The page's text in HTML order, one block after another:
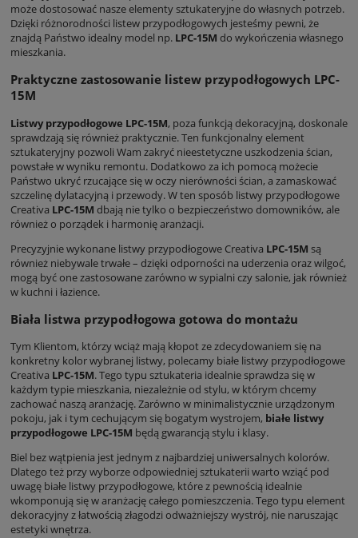
może dostosować nasze elementy sztukateryjne do własnych potrzeb.
Dzięki różnorodności listew przypodłogowych jesteśmy pewni, że
znajdą Państwo idealny model np. LPC-15M do wykończenia własnego
mieszkania.
Praktyczne zastosowanie listew przypodłogowych LPC-
15M
Listwy przypodłogowe LPC-15M, poza funkcją dekoracyjną, doskonale
sprawdzają się również praktycznie. Ten funkcjonalny element
sztukateryjny pozwoli Wam zakryć nieestetyczne uszkodzenia ścian,
powstałe w wyniku remontu. Dodatkowo za ich pomocą możecie
Państwo ukryć rzucające się w oczy nierówności ścian, a zamaskować
szczelinę dylatacyjną i przewody. W ten sposób listwy przypodłogowe
Creativa LPC-15M dbają nie tylko o bezpieczeństwo domowników, ale
również o porządek i harmonię aranżacji.
Precyzyjnie wykonane listwy przypodłogowe Creativa LPC-15M są
również niebywale trwałe – dzięki odporności na uderzenia oraz wilgoć,
mogą być one zastosowane zarówno w sypialni czy salonie, jak również
w kuchni i łazience.
Biała listwa przypodłogowa gotowa do montażu
Tym Klientom, którzy wciąż mają kłopot ze zdecydowaniem się na
konkretny kolor wybranej listwy, polecamy białe listwy przypodłogowe
Creativa LPC-15M. Tego typu sztukateria idealnie sprawdza się w
każdym typie mieszkania, niezależnie od stylu, w którym chcemy
zachować naszą aranżację. Zarówno w minimalistycznie urządzonym
pokoju, jak i tym cechującym się bogatym wystrojem, białe listwy
przypodłogowe LPC-15M będą gwarancją stylu i klasy.
Biel bez wątpienia jest jednym z najbardziej uniwersalnych kolorów.
Dlatego też przy wyborze odpowiedniej sztukaterii warto wziąć pod
uwagę białe listwy przypodłogowe, które z pewnością idealnie
wkomponują się w aranżację całego pomieszczenia. Tego typu element
dekoracyjny z łatwością złagodzi odważniejszy wystrój, nie naruszając
estetyki wnętrza.